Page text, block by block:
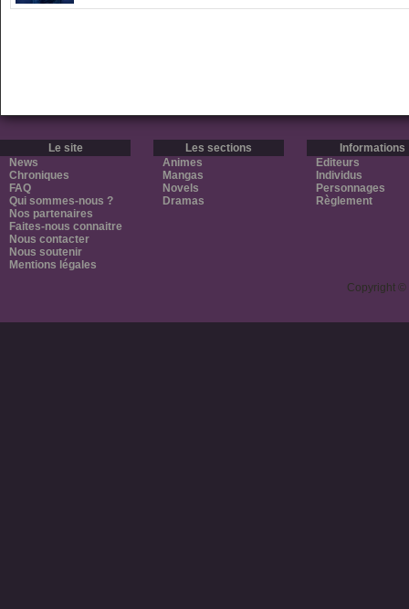
Le site
News
Chroniques
FAQ
Qui sommes-nous ?
Nos partenaires
Faites-nous connaitre
Nous contacter
Nous soutenir
Mentions légales
Les sections
Animes
Mangas
Novels
Dramas
Informations
Editeurs
Individus
Personnages
Règlement
Copyright ©